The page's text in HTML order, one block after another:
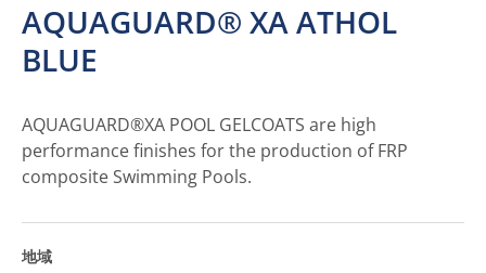
AQUAGUARD® XA ATHOL
BLUE
AQUAGUARD®XA POOL GELCOATS are high
performance finishes for the production of FRP
composite Swimming Pools.
地域